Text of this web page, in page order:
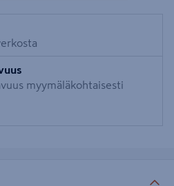
myymäläkohtaisesti